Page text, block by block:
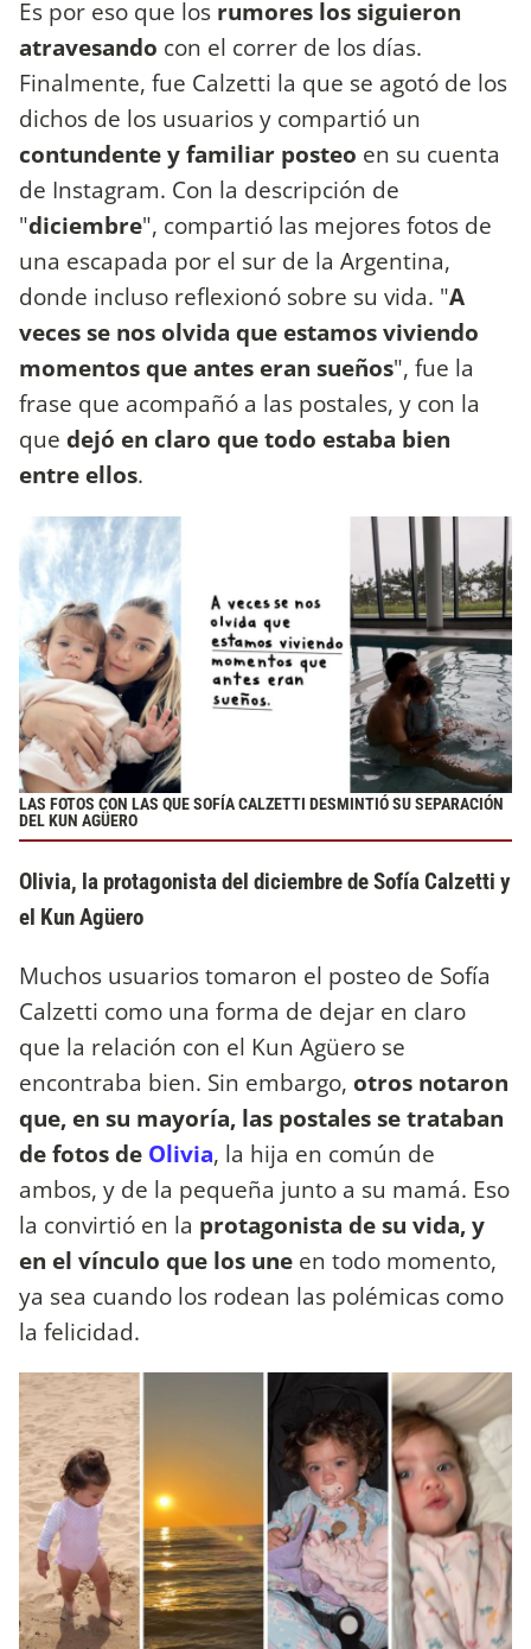
Es por eso que los rumores los siguieron
atravesando con el correr de los días.
Finalmente, fue Calzetti la que se agotó de los
dichos de los usuarios y compartió un
contundente y familiar posteo en su cuenta
de Instagram. Con la descripción de
"diciembre", compartió las mejores fotos de
una escapada por el sur de la Argentina,
donde incluso reflexionó sobre su vida. "A
veces se nos olvida que estamos viviendo
momentos que antes eran sueños", fue la
frase que acompañó a las postales, y con la
que dejó en claro que todo estaba bien
entre ellos.
LAS FOTOS CON LAS QUE SOFÍA CALZETTI DESMINTIÓ SU SEPARACIÓN
DEL KUN AGÜERO
Olivia, la protagonista del diciembre de Sofía Calzetti y
el Kun Agüero
Muchos usuarios tomaron el posteo de Sofía
Calzetti como una forma de dejar en claro
que la relación con el Kun Agüero se
encontraba bien. Sin embargo, otros notaron
que, en su mayoría, las postales se trataban
de fotos de Olivia, la hija en común de
ambos, y de la pequeña junto a su mamá. Eso
la convirtió en la protagonista de su vida, y
en el vínculo que los une en todo momento,
ya sea cuando los rodean las polémicas como
la felicidad.